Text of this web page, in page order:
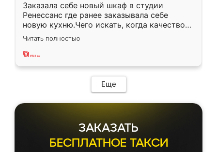
Заказала себе новый шкаф в студии
Ренессанс где ранее заказывала себе
новую кухню.Чего искать, когда качеством
вполне довольна. Служит кухня уже почти
два года, нареканий нет.
Читать полностью
Еще
ЗАКАЗАТЬ
БЕСПЛАТНОЕ ТАКСИ